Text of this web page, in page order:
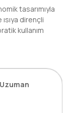
tasarımıyla
dirençli
kullanım